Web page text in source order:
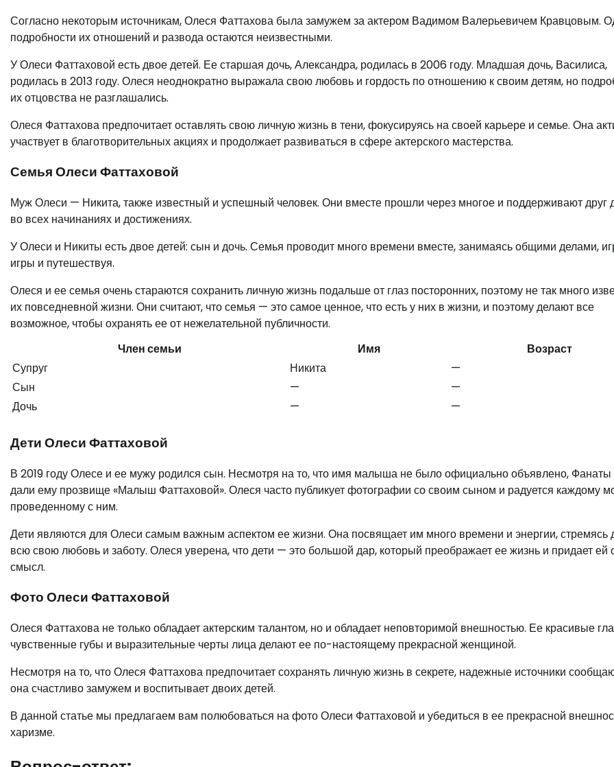
Согласно некоторым источникам, Олеся Фаттахова была замужем за актером Вадимом Валерьевичем Кравцовым.
подробности их отношений и развода остаются неизвестными.
У Олеси Фаттаховой есть двое детей. Ее старшая дочь, Александра, родилась в 2006 году. Младшая дочь, Василиса,
родилась в 2013 году. Олеся неоднократно выражала свою любовь и гордость по отношению к своим детям, но
их отцовства не разглашались.
Олеся Фаттахова предпочитает оставлять свою личную жизнь в тени, фокусируясь на своей карьере и семье. Она
участвует в благотворительных акциях и продолжает развиваться в сфере актерского мастерства.
Семья Олеси Фаттаховой
Муж Олеси — Никита, также известный и успешный человек. Они вместе прошли через многое и поддерживают друг
во всех начинаниях и достижениях.
У Олеси и Никиты есть двое детей: сын и дочь. Семья проводит много времени вместе, занимаясь общими делами,
игры и путешествуя.
Олеся и ее семья очень стараются сохранить личную жизнь подальше от глаз посторонних, поэтому не так много
их повседневной жизни. Они считают, что семья — это самое ценное, что есть у них в жизни, и поэтому делают все
возможное, чтобы охранять ее от нежелательной публичности.
Член семьи
Имя
Возраст
Супруг
Никита
—
Сын
—
—
Дочь
— —
Дети Олеси Фаттаховой
В 2019 году Олесе и ее мужу родился сын. Несмотря на то, что имя малыша не было официально объявлено,
дали ему прозвище «Малыш Фаттаховой». Олеся часто публикует фотографии со своим сыном и радуется каждому
проведенному с ним.
Дети являются для Олеси самым важным аспектом ее жизни. Она посвящает им много времени и энергии, стремясь
всю свою любовь и заботу. Олеся уверена, что дети — это большой дар, который преображает ее жизнь и придает ей
смысл.
Фото Олеси Фаттаховой
Олеся Фаттахова не только обладает актерским талантом, но и обладает неповторимой внешностью. Ее красивые
чувственные губы и выразительные черты лица делают ее по-настоящему прекрасной женщиной.
Несмотря на то, что Олеся Фаттахова предпочитает сохранять личную жизнь в секрете, надежные источники
она счастливо замужем и воспитывает двоих детей.
В данной статье мы предлагаем вам полюбоваться на фото Олеси Фаттаховой и убедиться в ее прекрасной
харизме.